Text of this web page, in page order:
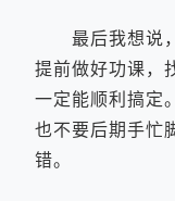
最后我想说，
提前做好功课，
一定能顺利搞定
也不要后期手忙
错。